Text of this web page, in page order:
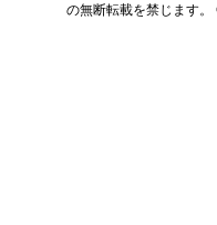
の無断転載を禁じます。